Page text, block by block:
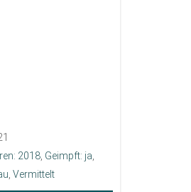
2018, Geimpft: ja
Vermittelt